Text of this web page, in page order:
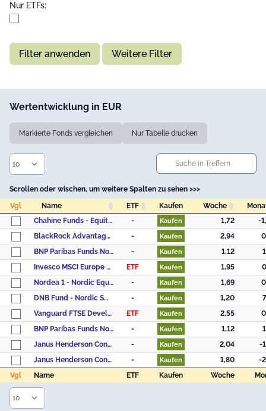
Nur ETFs:
Filter anwenden Weitere Filter
Wertentwicklung in EUR
Markierte Fonds vergleichen Nur Tabelle drucken
Scrollen oder wischen, um weitere Spalten zu sehen >>>
Vgl
Name ETF Kaufen Woche
Vgl
Name ETF Kaufen Woche
Vgl Name ETF Kaufen Woche
Chahine Funds - Equity Continental Europe Acc - Kaufen 1,72
-
BlackRock Advantage Europe ex UK Equity Fund A Acc Accu EUR
- Kaufen 2,94
BNP Paribas Funds Nordic Small Cap Classic Capitalisation
- Kaufen 1,12
Invesco MSCI Europe ex-UK UCITS ETF Acc
ETF Kaufen 1,95
Nordea 1 - Nordic Equity Small Cap Fund - BP - EUR
- Kaufen 1,69
DNB Fund - Nordic Small Cap A (ACC) EUR
- Kaufen 1,20
Vanguard FTSE Developed Europe ex UK UCITS ETF - (EUR) Distributing
ETF Kaufen 2,55
BNP Paribas Funds Nordic Small Cap Classic Distribution
- Kaufen 1,12
Janus Henderson Continental European Fund A2 USD
- Kaufen 2,04
-
Janus Henderson Continental European Fund A2 EUR
- Kaufen 1,80
-
Vgl
Name ETF Kaufen Woche